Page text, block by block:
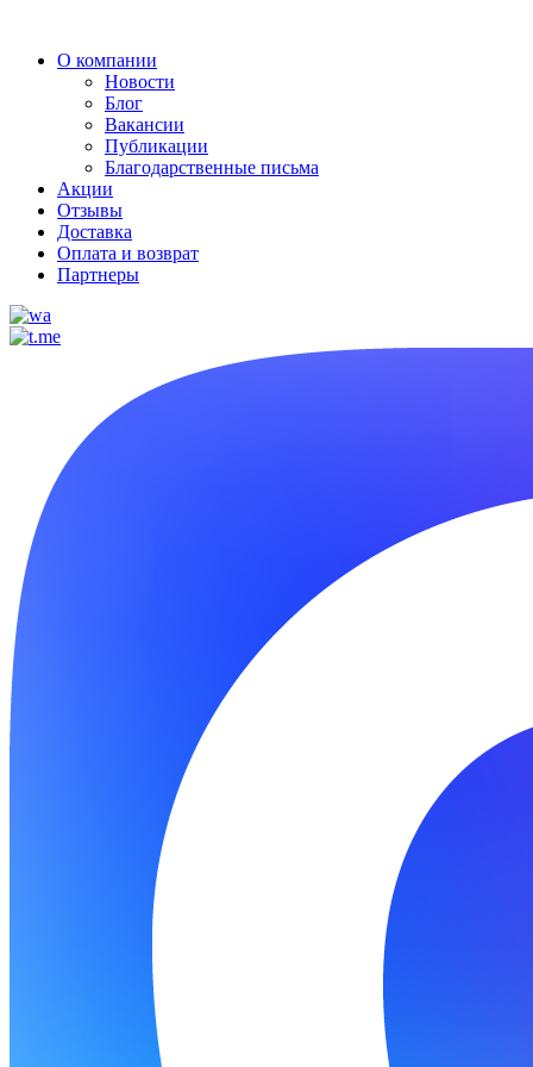
О компании
Новости
Блог
Вакансии
Публикации
Благодарственные письма
Акции
Отзывы
Доставка
Оплата и возврат
Партнеры